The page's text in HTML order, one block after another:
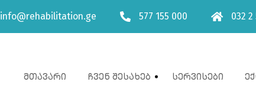
info@rehabilitation.ge 577 155 000 032 2
Მთავარი Ჩვენ Შესახებ Სერვისები